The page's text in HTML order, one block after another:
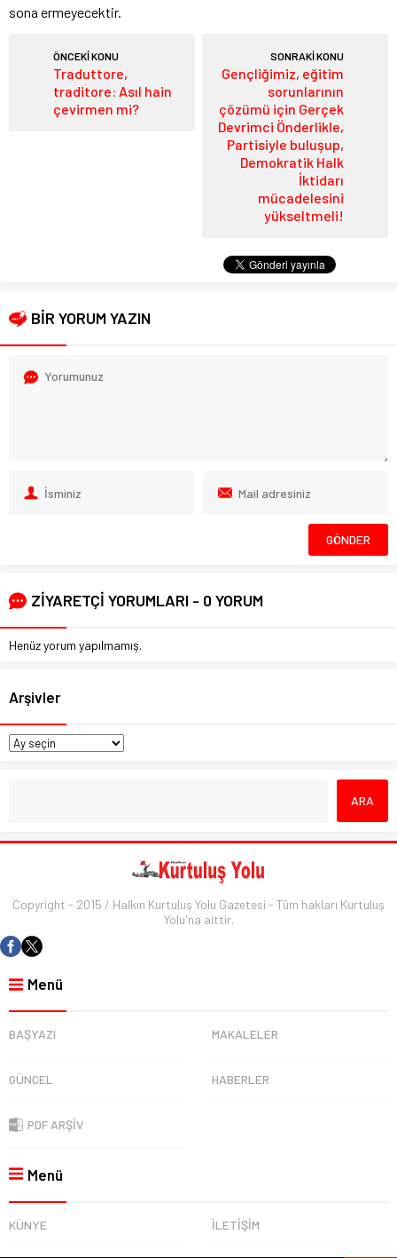
sona ermeyecektir.
ÖNCEKİ KONU
Traduttore,
traditore: Asıl hain
çevirmen mi?
SONRAKİ KONU
Gençliğimiz, eğitim
sorunlarının
çözümü için Gerçek
Devrimci Önderlikle,
Partisiyle buluşup,
Demokratik Halk
İktidarı
mücadelesini
yükseltmeli!
BİR YORUM YAZIN
ZİYARETÇİ YORUMLARI - 0 YORUM
Henüz yorum yapılmamış.
Arşivler
Copyright - 2015 / Halkın Kurtuluş Yolu Gazetesi - Tüm hakları Kurtuluş
Yolu'na aittir.
Menü
BAŞYAZI MAKALELER
GÜNCEL HABERLER
PDF ARŞİV
Menü
KÜNYE İLETİŞİM